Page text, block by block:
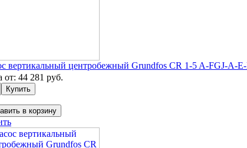
вертикальный центробежный Grundfos CR 1-5 A-FGJ-A-
от: 44 281 руб.
в корзину